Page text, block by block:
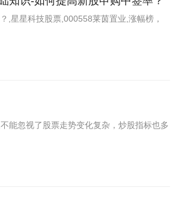
,星星科技股票,000558莱茵置业,涨幅榜，
能忽视了股票走势变化复杂，炒股指标也多